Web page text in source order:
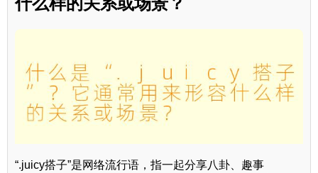
“.juicy搭子”是网络流行语，指一起分享八卦、趣事